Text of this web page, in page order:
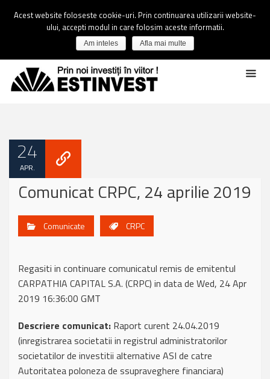
24
APR.
Comunicat CRPC, 24 aprilie 2019
Comunicate CRPC
Regasiti in continuare comunicatul remis de emitentul
CARPATHIA CAPITAL S.A. (CRPC) in data de Wed, 24 Apr
2019 16:36:00 GMT
Descriere comunicat: Raport curent 24.04.2019
(inregistrarea societatii in registrul administratorilor
societatilor de investitii alternative ASI de catre
Autoritatea poloneza de ssupraveghere financiara)
Acest website foloseste cookie-uri. Prin continuarea utilizarii website-
ului, accepti modul in care folosim aceste informatii.
Am inteles Afla mai multe